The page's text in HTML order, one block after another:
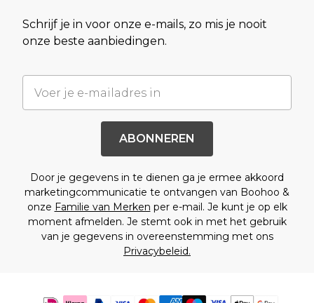
Schrijf je in voor onze e-mails, zo mis je nooit
onze beste aanbiedingen.
ABONNEREN
Door je gegevens in te dienen ga je ermee akkoord
marketingcommunicatie te ontvangen van Boohoo &
onze Familie van Merken per e-mail. Je kunt je op elk
moment afmelden. Je stemt ook in met het gebruik
van je gegevens in overeenstemming met ons
Privacybeleid.